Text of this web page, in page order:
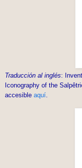
Traducción al inglés:
Iconography of the
accesible aquí